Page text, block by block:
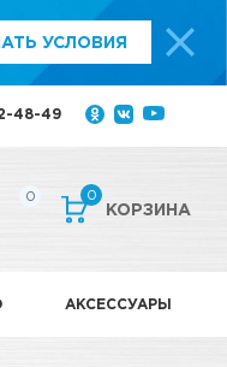
УСЛОВИЯ
48-49
0 0
КОРЗИНА
АКСЕССУАРЫ